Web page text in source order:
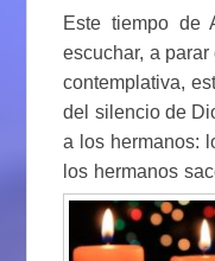
Este tiempo de
escuchar, a
contemplativa,
del silencio de
a los hermanos:
los hermanos